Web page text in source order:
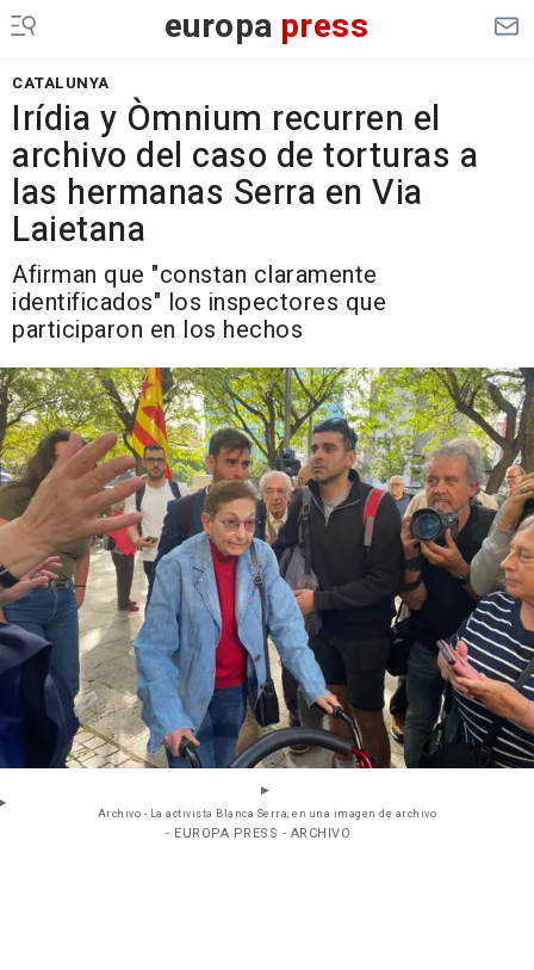
europa press
CATALUNYA
Irídia y Òmnium recurren el
archivo del caso de torturas a
las hermanas Serra en Via
Laietana
Afirman que "constan claramente
identificados" los inspectores que
participaron en los hechos
Archivo - La activista Blanca Serra, en una imagen de archivo
- EUROPA PRESS - ARCHIVO